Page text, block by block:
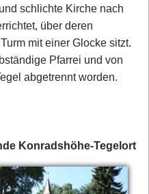
schlichte Kirche nach
über deren
mit einer Glocke sitzt.
Pfarrei und von
abgetrennt worden.
Konradshöhe-Tegelort